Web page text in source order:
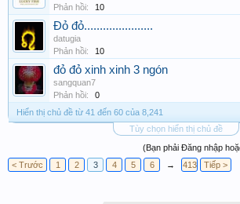
Phản hồi:
10
Đỏ đỏ......................
datugia
Phản hồi:
10
đỏ đỏ xinh xinh 3 ngón
sangquan7
Phản hồi:
0
Hiển thị chủ đề từ 41 đến 60 của 8,241
Tùy chọn hiển thị chủ đề
(Bạn phải Đăng nhập
< Trước
1 2 3 4 5 6 → 413 Tiếp >